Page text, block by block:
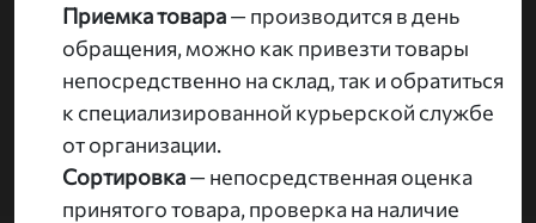
Приемка товара— производится в день
обращения, можно как привезти товары
непосредственно на склад, так и обратиться
к специализированной курьерской службе
от организации.
Сортировка— непосредственная оценка
принятого товара, проверка на наличие